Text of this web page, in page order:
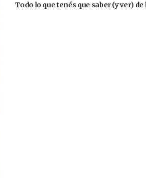
Todo lo que tenés que saber (y ver)